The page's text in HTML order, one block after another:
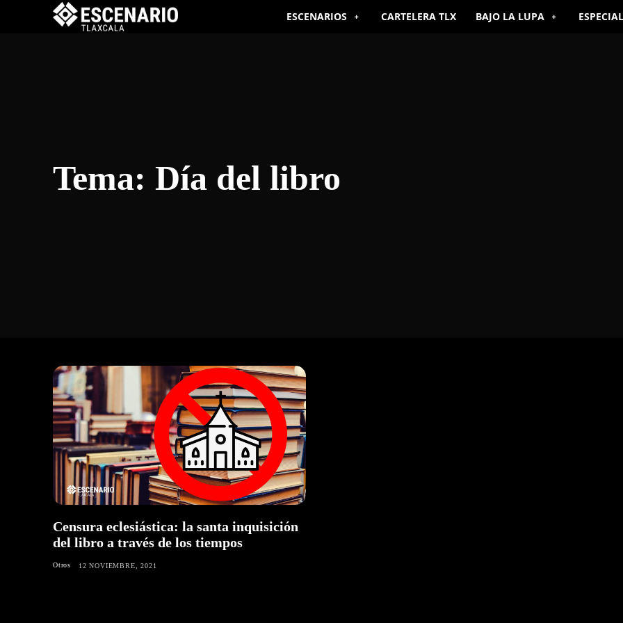
ESCENARIOS CARTELERA TLX BAJO LA LUPA
Tema: Día del libro
Censura eclesiástica: la santa inquisición
del libro a través de los tiempos
Otros 12 NOVIEMBRE, 2021